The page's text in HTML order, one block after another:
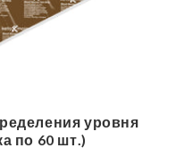
уровня
по 60 шт.)